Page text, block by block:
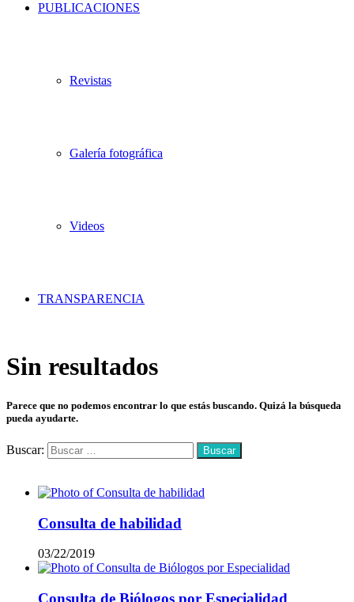
PUBLICACIONES
Revistas
Galería fotográfica
Videos
TRANSPARENCIA
Sin resultados
Parece que no podemos encontrar lo que estás buscando. Quizá la búsqueda
pueda ayudarte.
Buscar:
Consulta de habilidad
03/22/2019
Consulta de Biólogos por Especialidad